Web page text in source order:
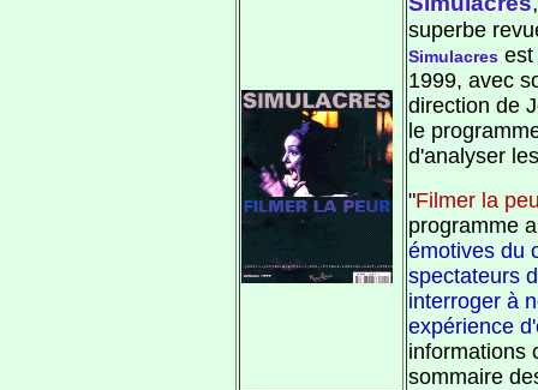
superbe
Simulacres est
1999, avec
direction de
le
d'analyser
"Filmer la
programme
émotives du
spectateurs
interroger à
expérience
informations
sommaire